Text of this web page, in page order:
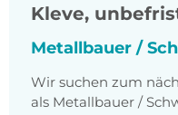
Kleve,
Metallbauer /
Wir suchen zum
als Metallbauer /